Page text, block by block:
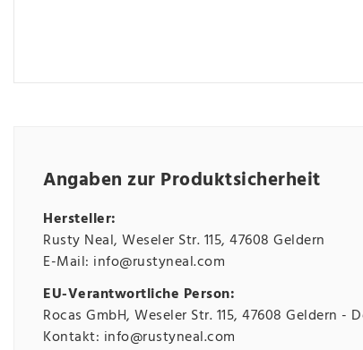
Angaben zur Produktsicherheit
Hersteller:
Rusty Neal Weseler Str.115 47608 Geldern
E-Mail: info@rustyneal.com
EU-Verantwortliche Person:
Rocas GmbH Weseler Str.115 47608 Geldern
Kontakt: info@rustyneal.com